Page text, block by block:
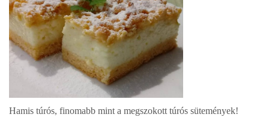
Hamis túrós, finomabb mint a megszokott túrós sütemények!